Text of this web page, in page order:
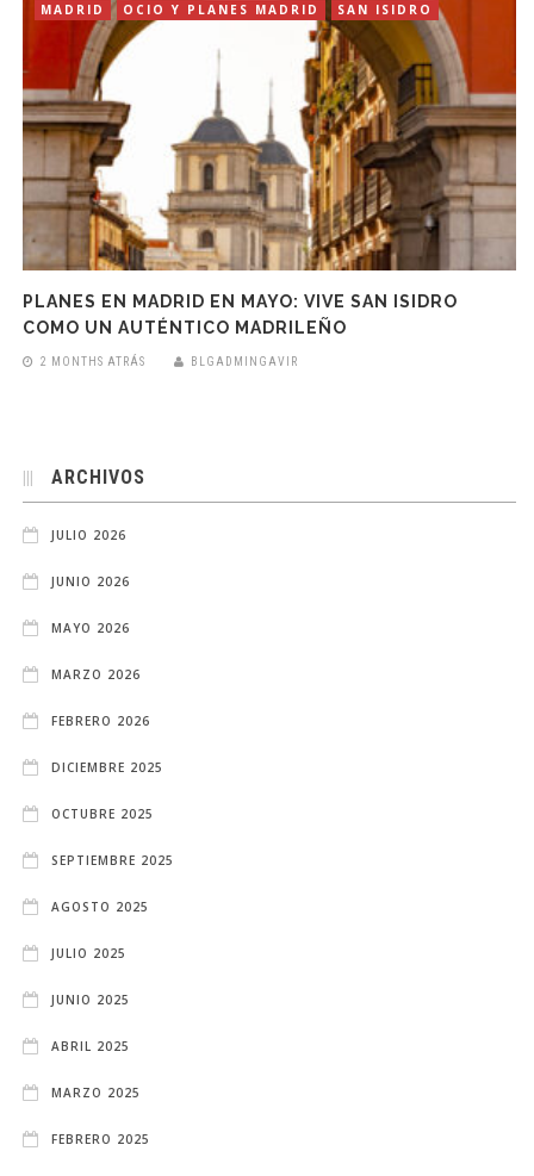
MADRID OCIO Y PLANES MADRID SAN ISIDRO
PLANES EN MADRID EN MAYO: VIVE SAN ISIDRO
COMO UN AUTÉNTICO MADRILEÑO
2 MONTHS ATRÁS BLGADMINGAVIR
ARCHIVOS
JULIO 2026
JUNIO 2026
MAYO 2026
MARZO 2026
FEBRERO 2026
DICIEMBRE 2025
OCTUBRE 2025
SEPTIEMBRE 2025
AGOSTO 2025
JULIO 2025
JUNIO 2025
ABRIL 2025
MARZO 2025
FEBRERO 2025